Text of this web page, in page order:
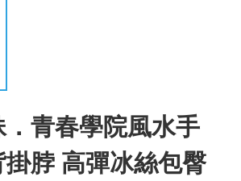
．青春學院風水手
脖 高彈冰絲包臀